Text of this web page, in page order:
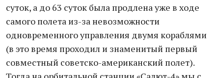
суток, а до 63 суток была продлена уже в ходе
самого полета из-за невозможности
одновременного управления двумя кораблями
(в это время проходил и знаменитый первый
совместный советско-американский полет).